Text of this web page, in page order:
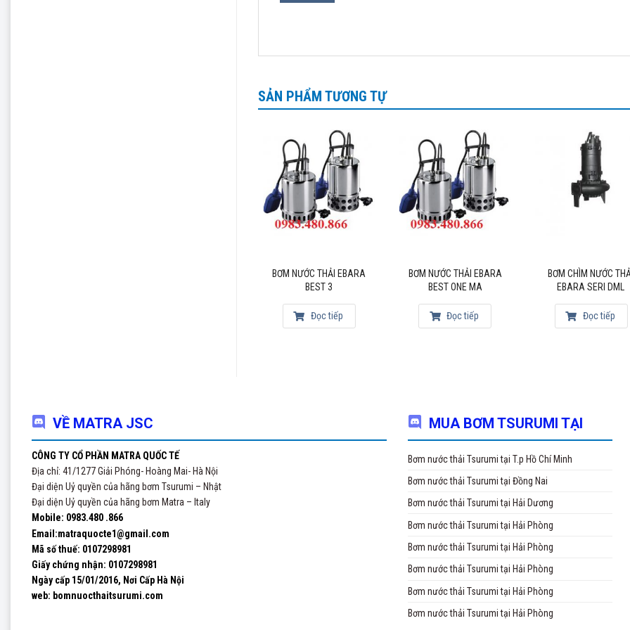
Ngoài ra chúng tôi còn cung cấp các sản phẩm máy bơm bùn hố móng Tsurumi,
Quý khách vui lòng liên hệ để được báo giá thiết bị:
Công ty CP Matra Quốc Tế
Đơn vị ủy quyền hãng bơm Tsurumi tại Việt Nam
41/1277 Giải Phóng- Hoàng Mai- HN
Email: matraquocte1@gmaillcom
SẢN PHẨM TƯƠNG TỰ
BƠM NƯỚC THẢI EBARA
BEST 3
Đọc tiếp
BƠM NƯỚC THẢI EBARA
BEST ONE MA
Đọc tiếp
BƠM CHÌM NƯỚC
EBARA SERI DML
Đọc tiếp
VỀ MATRA JSC
CÔNG TY CỔ PHẦN MATRA QUỐC TẾ
Địa chỉ: 41/1277 Giải Phóng- Hoàng Mai- Hà Nội
Đại diện Uỷ quyền của hãng bơm Tsurumi – Nhật
Đại diện Uỷ quyền của hãng bơm Matra – Italy
Mobile: 0983.480 .866
Email:matraquocte1@gmail.com
Mã số thuế: 0107298981
Giấy chứng nhận: 0107298981
Ngày cấp 15/01/2016, Nơi Cấp Hà Nội
web: bomnuocthaitsurumi.com
MUA BƠM TSURUMI TẠI
Bơm nước thải Tsurumi tại T.p Hồ Chí Minh
Bơm nước thải Tsurumi tại Đồng Nai
Bơm nước thải Tsurumi tại Hải Dương
Bơm nước thải Tsurumi tại Hải Phòng
Bơm nước thải Tsurumi tại Hải Phòng
Bơm nước thải Tsurumi tại Hải Phòng
Bơm nước thải Tsurumi tại Hải Phòng
Bơm nước thải Tsurumi tại Hải Phòng